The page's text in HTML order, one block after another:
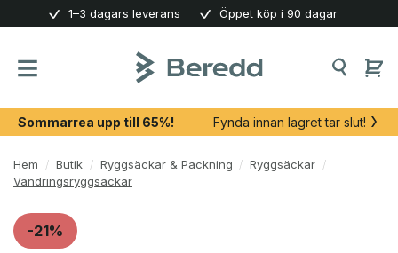
content
1–3 dagars leverans Öppet köp i 90 dagar
Sommarrea upp till 65%! Fynda innan lagret tar slut!
Hem / Butik / Ryggsäckar & Packning / Ryggsäckar /
Vandringsryggsäckar
-21%